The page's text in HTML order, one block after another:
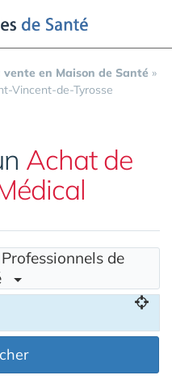
en Maison de Santé »
Vincent-de-Tyrosse
Achat de
de